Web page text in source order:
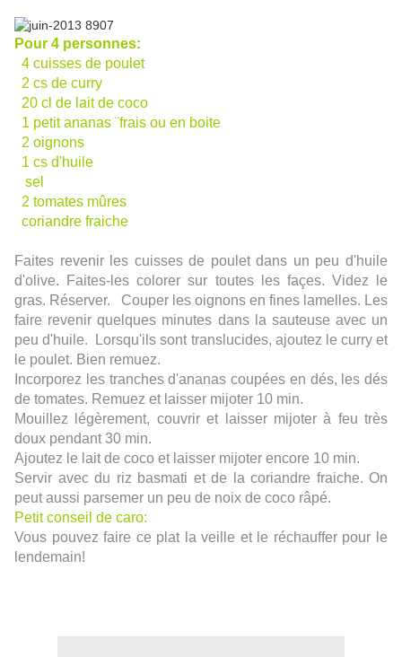
Pour 4 personnes:
4 cuisses de poulet
2 cs de curry
20 cl de lait de coco
1 petit ananas ¨frais ou en boite
2 oignons
1 cs d'huile
sel
2 tomates mûres
coriandre fraiche
Faites revenir les cuisses de poulet dans un peu d'huile
d'olive. Faites-les colorer sur toutes les façes. Videz le
gras. Réserver. Couper les oignons en fines lamelles. Les
faire revenir quelques minutes dans la sauteuse avec un
peu d'huile. Lorsqu'ils sont translucides, ajoutez le curry et
le poulet. Bien remuez.
Incorporez les tranches d'ananas coupées en dés, les dés
de tomates. Remuez et laisser mijoter 10 min.
Mouillez légèrement, couvrir et laisser mijoter à feu très
doux pendant 30 min.
Ajoutez le lait de coco et laisser mijoter encore 10 min.
Servir avec du riz basmati et de la coriandre fraiche. On
peut aussi parsemer un peu de noix de coco râpé.
Petit conseil de caro:
Vous pouvez faire ce plat la veille et le réchauffer pour le
lendemain!